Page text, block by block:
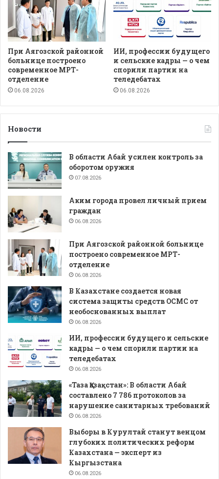
При Аягозской районной
больнице построено
современное МРТ-
отделение
06.08.2026
ИИ, профессии будущего
и сельские кадры — о чем
спорили партии на
теледебатах
06.08.2026
Новости
В области Абай усилен контроль за
оборотом оружия
07.08.2026
Аким города провел личный прием
граждан
06.08.2026
При Аягозской районной больнице
построено современное МРТ-
отделение
06.08.2026
В Казахстане создается новая
система защиты средств ОСМС от
необоснованных выплат
06.08.2026
ИИ, профессии будущего и сельские
кадры — о чем спорили партии на
теледебатах
06.08.2026
«Таза Қазақстан»: В области Абай
составлено 7 786 протоколов за
нарушение санитарных требований
06.08.2026
Выборы в Курултай станут венцом
глубоких политических реформ
Казахстана — эксперт из
Кыргызстана
06.08.2026